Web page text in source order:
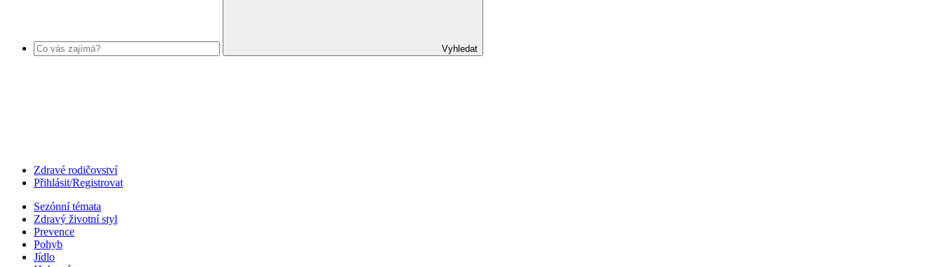
Vyhledat
Zdravé rodičovství
Přihlásit/Registrovat
Sezónní témata
Zdravý životní styl
Prevence
Pohyb
Jídlo